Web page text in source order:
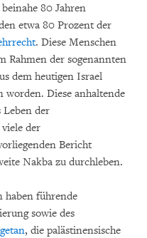
80 Jahren
etwa 80 Prozent der
. Diese Menschen
Rahmen der sogenannten
dem heutigen Israel
worden. Diese anhaltende
Leben der
der
Bericht
Nakba zu durchleben.
haben führende
sowie des
, die palästinensische